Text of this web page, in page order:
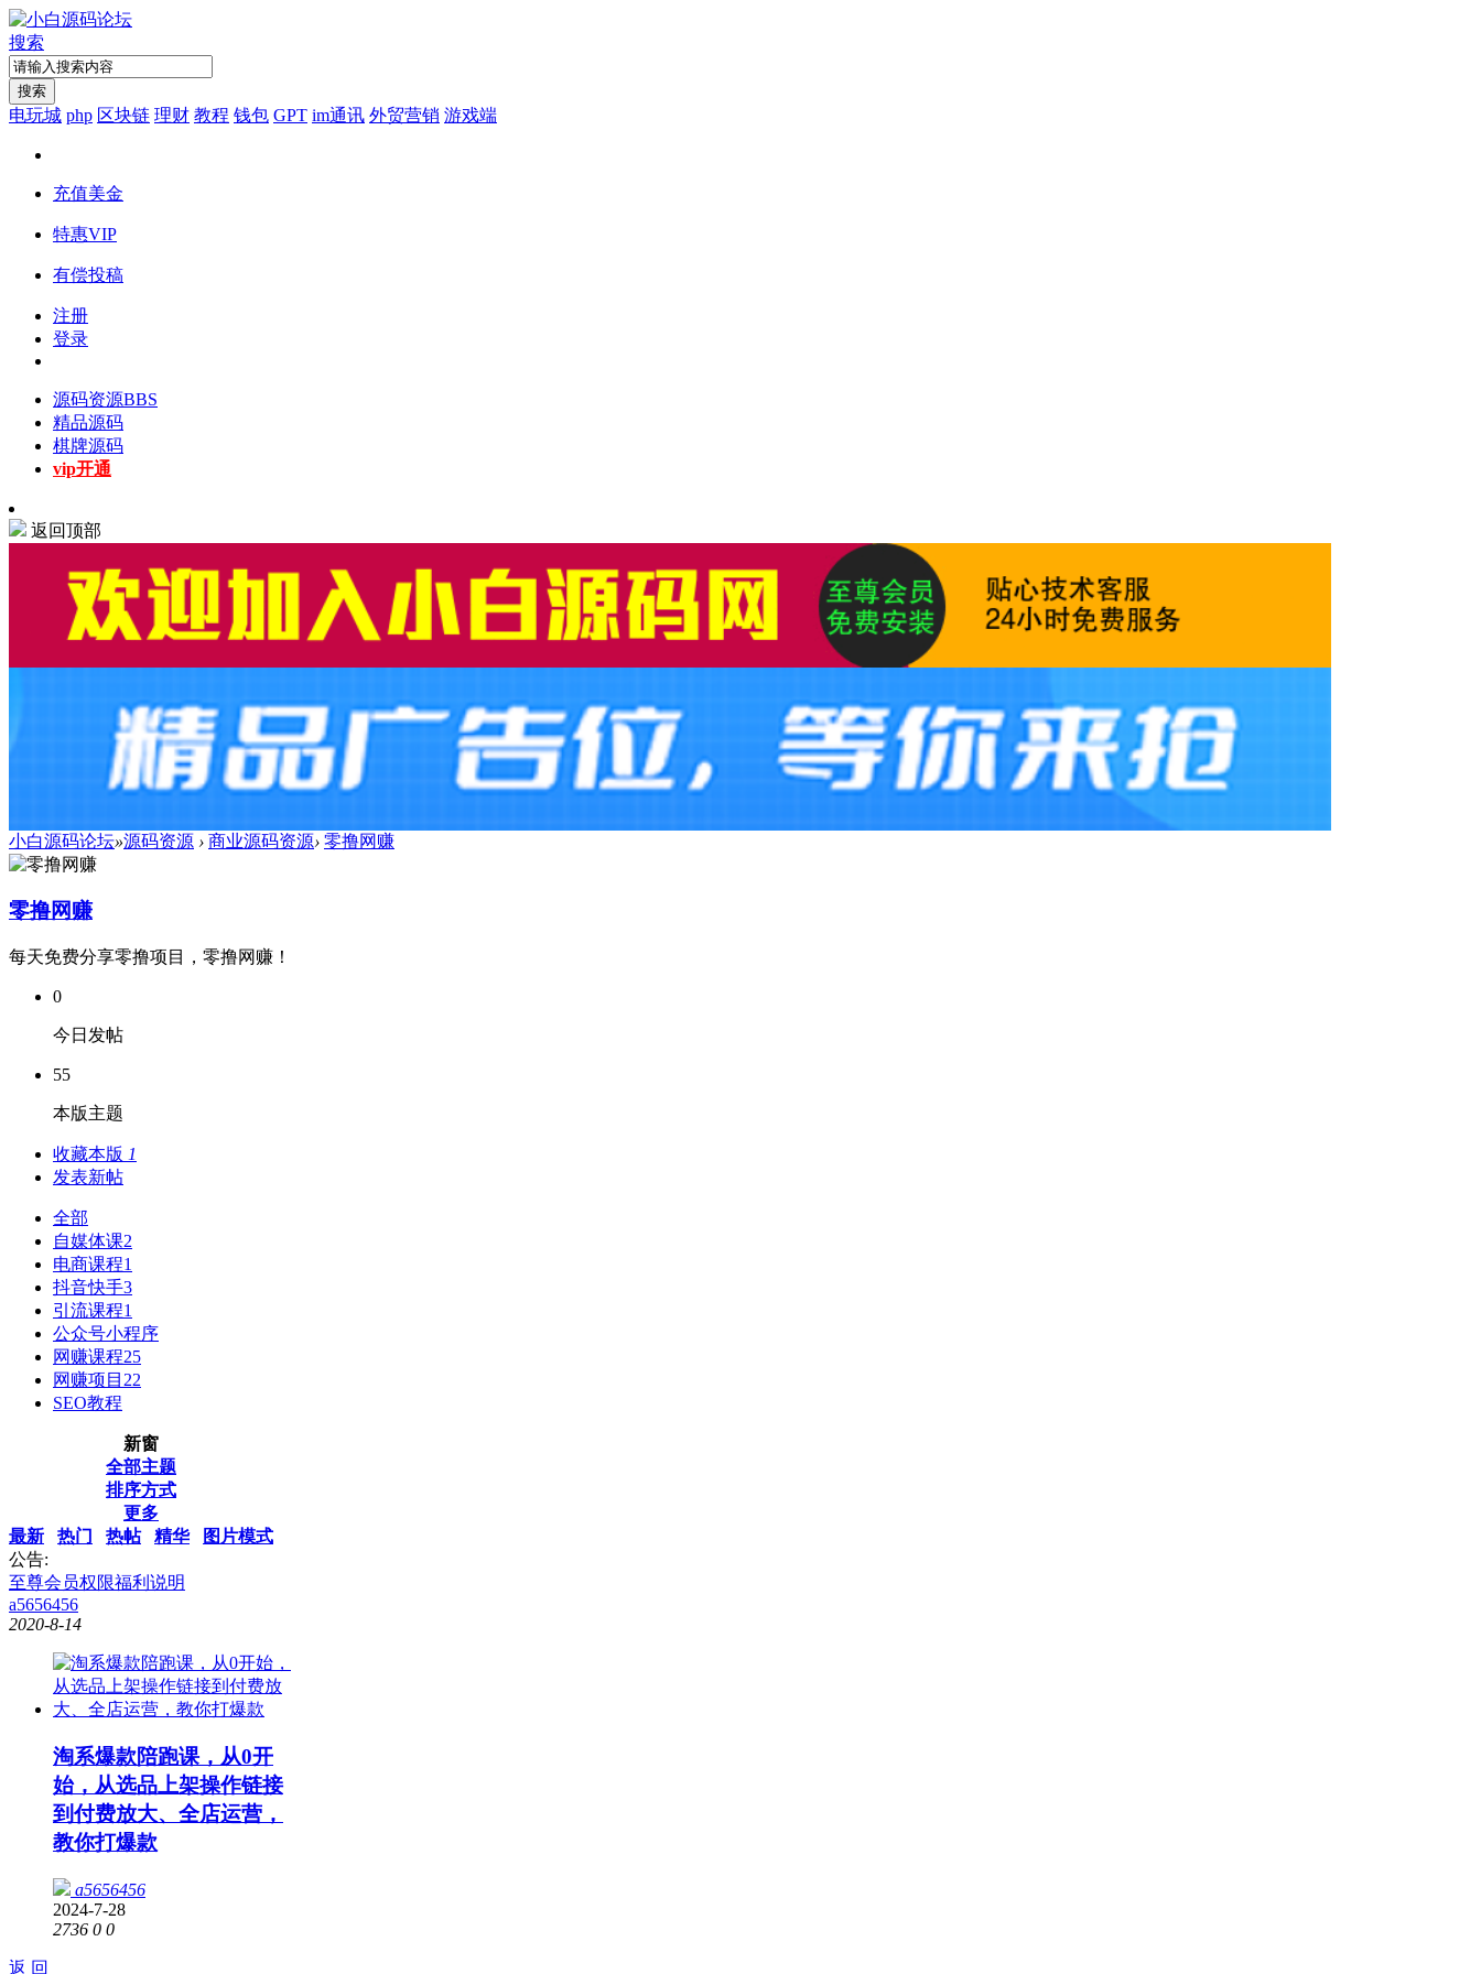
搜索
搜索
电玩城 php 区块链 理财 教程 钱包 GPT im通讯 外贸营销 游戏端
充值美金
特惠VIP
有偿投稿
注册
登录
源码资源BBS
精品源码
棋牌源码
vip开通
返回顶部
小白源码论坛»源码资源 › 商业源码资源› 零撸网赚
零撸网赚
每天免费分享零撸项目，零撸网赚！
0
今日发帖
55
本版主题
收藏本版 1
发表新帖
全部
自媒体课2
电商课程1
抖音快手3
引流课程1
公众号小程序
网赚课程25
网赚项目 22
SEO教程
新窗
全部主题
排序方式
更多
最新
热门 热帖 精华
图片模式
公告:
至尊会员权限福利说明
a5656456
2020-8-14
淘系爆款陪跑课，从0开
始，从选品上架操作链接
到付费放大、全店运营，
教你打爆款
a5656456
2024-7-28
2736 0 0
返 回